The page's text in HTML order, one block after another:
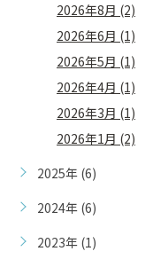
2026年8月 (2)
2026年6月 (1)
2026年5月 (1)
2026年4月 (1)
2026年3月 (1)
2026年1月 (2)
2025年 (6)
2024年 (6)
2023年 (1)